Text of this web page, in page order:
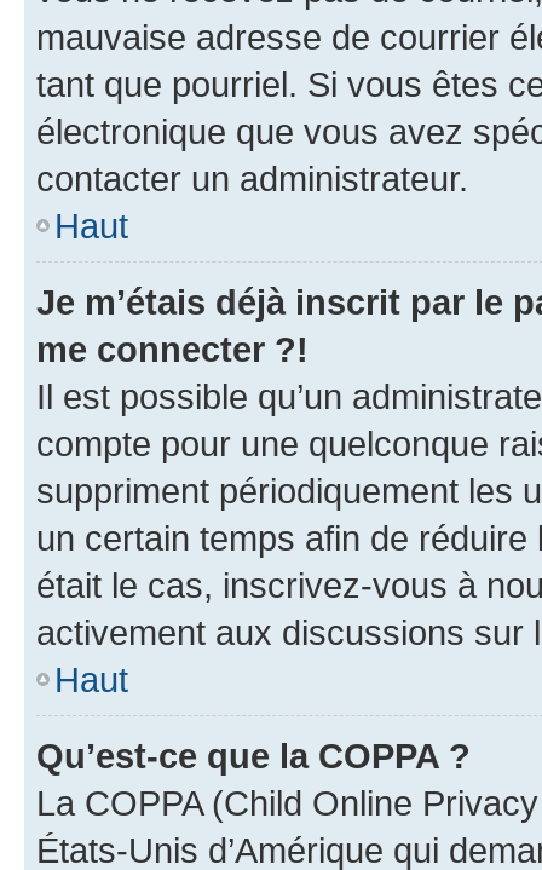
mauvaise adresse de courrier
tant que pourriel. Si vous êtes
électronique que vous avez
contacter un administrateur.
Haut
Je m’étais déjà inscrit par le
me connecter ?!
Il est possible qu’un
compte pour une quelconque
suppriment périodiquement les
un certain temps afin de
était le cas, inscrivez-vous à
activement aux discussions sur
Haut
Qu’est-ce que la COPPA ?
La COPPA (Child Online
États-Unis d’Amérique qui